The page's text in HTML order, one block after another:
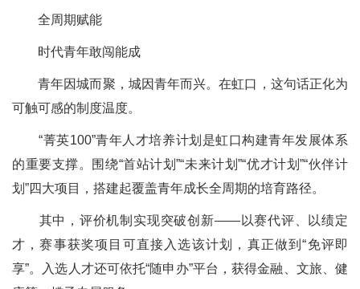
全周期赋能
时代青年敢闯能成
青年因城而聚，城因青年而兴。在虹口，这句话正化为
可触可感的制度温度。
“菁英100”青年人才培养计划是虹口构建青年发展体系
的重要支撑。围绕“首站计划”“未来计划”“优才计划”“伙伴计
划”四大项目，搭建起覆盖青年成长全周期的培育路径。
其中，评价机制实现突破创新——以赛代评、以绩定
才，赛事获奖项目可直接入选该计划，真正做到“免评即
享”。入选人才还可依托“随申办”平台，获得金融、文旅、健